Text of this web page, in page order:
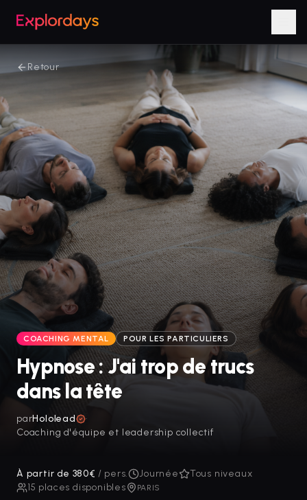
Retour
COACHING MENTAL POUR LES PARTICULIERS
Hypnose : J'ai trop de trucs
dans la tête
parHololead
·
Coaching d'équipe et leadership collectif
À partir de 380€ / pers. Journée
Tous niveaux
15 places disponibles PARIS